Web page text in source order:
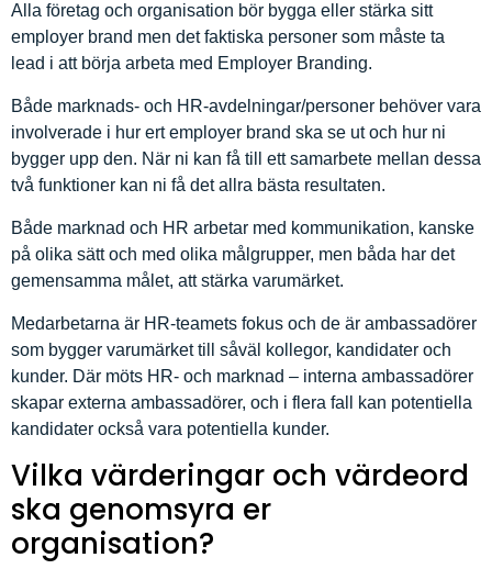
Alla företag och organisation bör bygga eller stärka sitt
employer brand men det faktiska personer som måste ta
lead i att börja arbeta med Employer Branding.
Både marknads- och HR-avdelningar/personer behöver vara
involverade i hur ert employer brand ska se ut och hur ni
bygger upp den. När ni kan få till ett samarbete mellan dessa
två funktioner kan ni få det allra bästa resultaten.
Både marknad och HR arbetar med kommunikation, kanske
på olika sätt och med olika målgrupper, men båda har det
gemensamma målet, att stärka varumärket.
Medarbetarna är HR-teamets fokus och de är ambassadörer
som bygger varumärket till såväl kollegor, kandidater och
kunder. Där möts HR- och marknad – interna ambassadörer
skapar externa ambassadörer, och i flera fall kan potentiella
kandidater också vara potentiella kunder.
Vilka värderingar och värdeord
ska genomsyra er
organisation?